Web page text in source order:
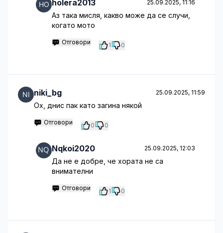
holera2013 25.09.2025, 11:16
Аз така мисля, какво може да се случи,
когато мото
Отговори 1 0
niki_bg 25.09.2025, 11:59
Ох, днис пак като загина някой
Отговори 0 0
Nqkoi2020 25.09.2025, 12:03
Да не е добре, че хората не са
внимателни
Отговори 1 0